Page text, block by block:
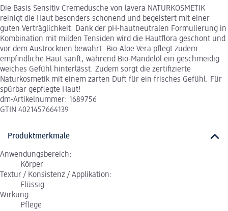
Die Basis Sensitiv Cremedusche von lavera NATURKOSMETIK
reinigt die Haut besonders schonend und begeistert mit einer
guten Verträglichkeit. Dank der pH-hautneutralen Formulierung in
Kombination mit milden Tensiden wird die Hautflora geschont und
vor dem Austrocknen bewahrt. Bio-Aloe Vera pflegt zudem
empfindliche Haut sanft, während Bio-Mandelöl ein geschmeidig
weiches Gefühl hinterlässt. Zudem sorgt die zertifizierte
Naturkosmetik mit einem zarten Duft für ein frisches Gefühl. Für
spürbar gepflegte Haut!
dm-Artikelnummer: 1689756
GTIN 4021457664139
Produktmerkmale
Anwendungsbereich:
Körper
Textur / Konsistenz / Applikation:
Flüssig
Wirkung:
Pflege